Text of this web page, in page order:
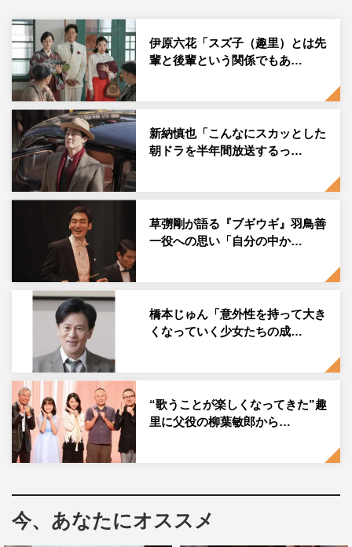
連続テレビ小説第 109作『ブギウギ』は、戦後の大スタ
ー・笠置シヅ子をモデルとしたヒロイン・福来スズ子（花
田鈴子／趣里）を主人公に、足立紳が描くオリジナル作
品。ブギウギは陽気で踊り出したくなるような音楽リズム
の一種で、“ブギウギのように多くの人を明るく元気にし
たい”という思いが込められている。
このたび、喜劇王・タナケンとスズ子を取り巻く人々を演
じるキャストとして、新たに
者・棚橋健二役を生瀬勝久。棚橋は日本を代表する喜劇役
者で、喜劇王・タナケンと呼ばれている。スズ子と舞台で
共演することになり、スズ子の演技の師匠となる。
スズ子が出産する村西医院の看護師・東役を友近。身重の
スズ子に親身に付き添う。村山興業社長・村山トミ（小
雪）の秘書で、懐刀である矢崎役に三浦誠己。
芸能記者・鮫島鳥夫役にみのすけ。鮫島は三流ゴシップ雑
誌「真相婦人」の芸能記者で、神出鬼没にスズ子やりつ子
の前に現れ、ねちっこく問い詰める人物だ。なお、みのす
けは本作が連続テレビ小説初出演作となる。
括・福岡利武のコメントは以下を参照。
生瀬勝久 コメント
今回、出演のお話を頂き、なじみ深い、大阪制作の朝ドラ
伊原六花「スズ子（趣里）とは先
輩と後輩という関係でもあ…
新納慎也「こんなにスカッとした
朝ドラを半年間放送するっ…
草彅剛が語る『ブギウギ』羽鳥善
一役への思い「自分の中か…
橋本じゅん「意外性を持って大き
くなっていく少女たちの成…
“歌うことが楽しくなってきた”趣
里に父役の柳葉敏郎から…
今、あなたにオススメ